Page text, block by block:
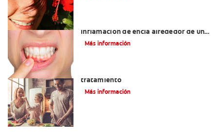
inflamación de encía alrededor de un
diente?
Más información
tratamiento
Más información